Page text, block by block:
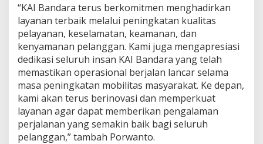
a
n
d
u
l
A
d
h
a
“KAI Bandara terus berkomitmen menghadirkan
layanan terbaik melalui peningkatan kualitas
pelayanan, keselamatan, keamanan, dan
kenyamanan pelanggan. Kami juga mengapresiasi
dedikasi seluruh insan KAI Bandara yang telah
memastikan operasional berjalan lancar selama
masa peningkatan mobilitas masyarakat. Ke depan,
kami akan terus berinovasi dan memperkuat
layanan agar dapat memberikan pengalaman
perjalanan yang semakin baik bagi seluruh
pelanggan,” tambah Porwanto.